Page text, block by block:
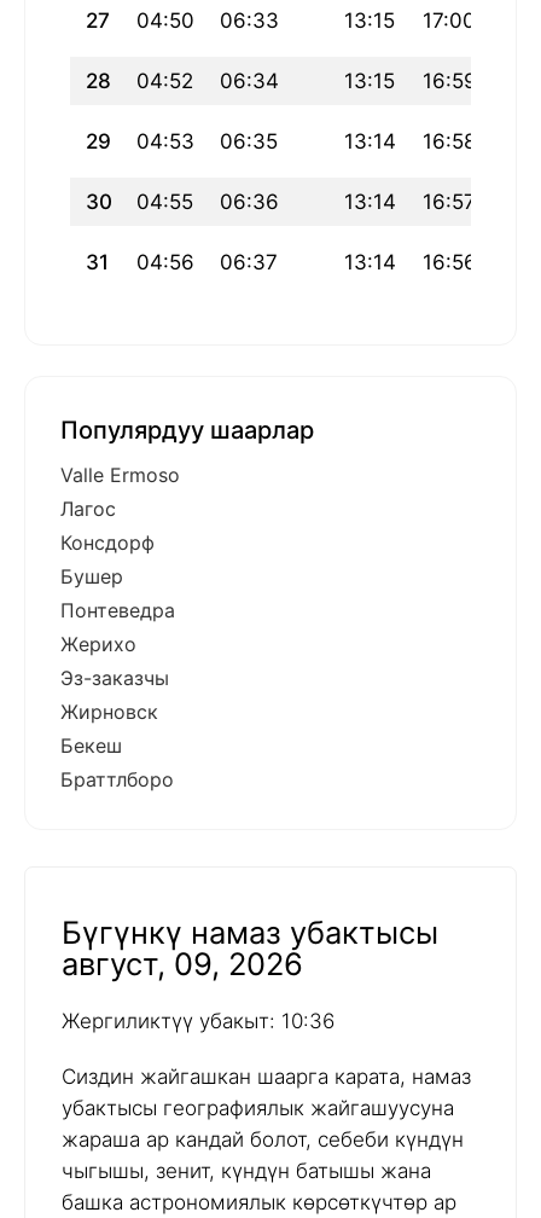
27 04:50 06:33 13:15 17:00
28 04:52 06:34 13:15 16:59
29 04:53 06:35 13:14 16:58
30 04:55 06:36 13:14 16:57
31 04:56 06:37 13:14 16:56
Популярдуу шаарлар
Valle Ermoso
Лагос
Консдорф
Бушер
Понтеведра
Жерихо
Эз-заказчы
Жирновск
Бекеш
Браттлборо
Бүгүнкү намаз убактысы
август, 09, 2026
Жергиликтүү убакыт: 10:36
Сиздин жайгашкан шаарга карата, намаз
убактысы географиялык жайгашуусуна
жараша ар кандай болот, себеби күндүн
чыгышы, зенит, күндүн батышы жана
башка астрономиялык көрсөткүчтөр ар